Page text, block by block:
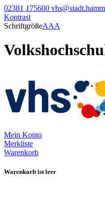
02381 175600
Kontrast
SchriftgrößeAAA
Mein Konto
Merkliste
Warenkorb
Warenkorb ist leer